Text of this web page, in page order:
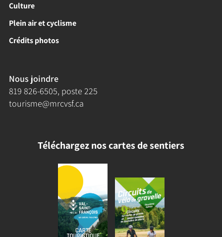
Culture
Plein air et cyclisme
Crédits photos
Nous joindre
819 826-6505, poste 225
tourisme@mrcvsf.ca
Téléchargez nos cartes de sentiers